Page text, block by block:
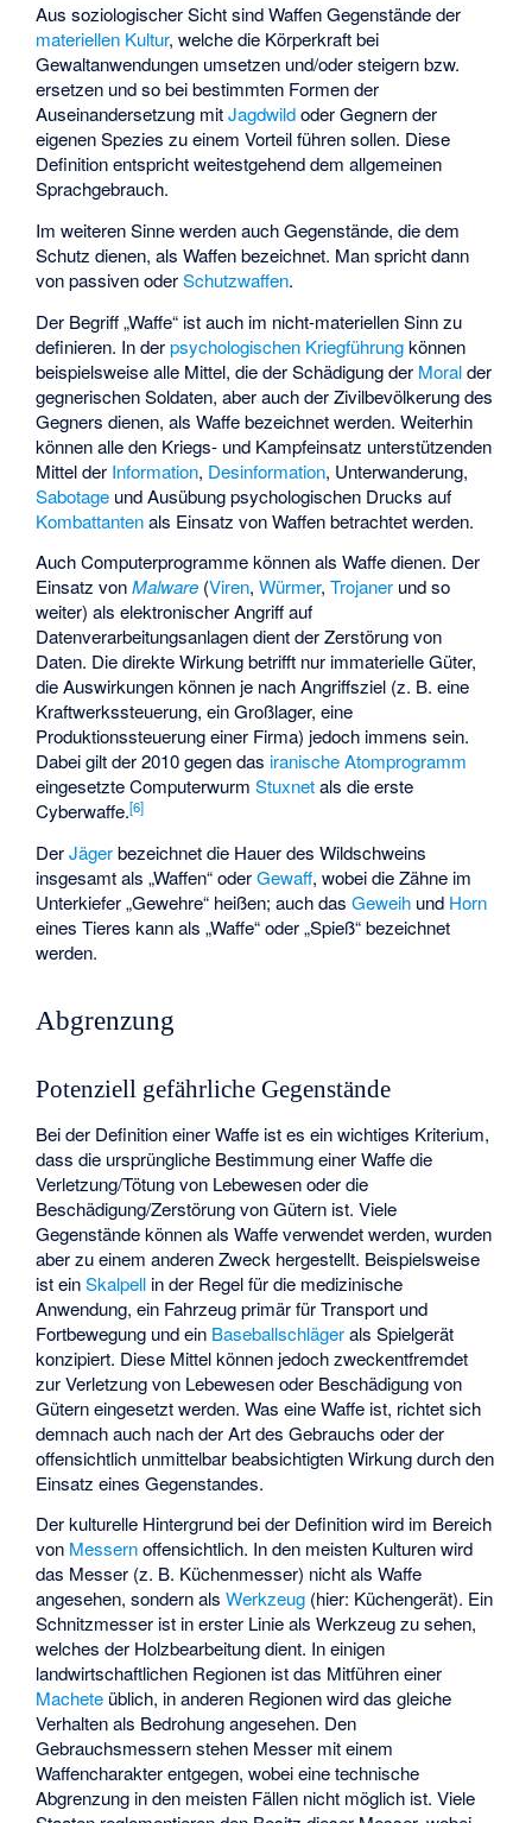
Aus soziologischer Sicht sind Waffen Gegenstände der
materiellen Kultur, welche die Körperkraft bei
Gewaltanwendungen umsetzen und/oder steigern bzw.
ersetzen und so bei bestimmten Formen der
Auseinandersetzung mitJagdwildoder Gegnern der
eigenen Spezies zu einem Vorteil führen sollen. Diese
Definition entspricht weitestgehend dem allgemeinen
Sprachgebrauch.
Im weiteren Sinne werden auch Gegenstände, die dem
Schutz dienen, als Waffen bezeichnet. Man spricht dann
von passiven oderSchutzwaffen.
Der Begriff „Waffe“ ist auch im nicht-materiellen Sinn zu
definieren. In derpsychologischen Kriegführungkönnen
beispielsweise alle Mittel, die der Schädigung der Moralder
gegnerischen Soldaten, aber auch der Zivilbevölkerung des
Gegners dienen, als Waffe bezeichnet werden. Weiterhin
können alle den Kriegs- und Kampfeinsatz unterstützenden
Mittel der Information, Desinformation, Unterwanderung,
Sabotage und Ausübung psychologischen Drucks auf
Kombattantenals Einsatz von Waffen betrachtet werden.
Auch Computerprogramme können als Waffe dienen. Der
Einsatz vonMalware (Viren,Würmer,Trojaner und so
weiter) als elektronischer Angriff auf
Datenverarbeitungsanlagen dient der Zerstörung von
Daten. Die direkte Wirkung betrifft nur immaterielle Güter,
die Auswirkungen können je nach Angriffsziel (z. B. eine
Kraftwerkssteuerung, ein Großlager, eine
Produktionssteuerung einer Firma) jedoch immens sein.
Dabei gilt der 2010 gegen das iranische Atomprogramm
eingesetzte ComputerwurmStuxnetals die erste
Cyberwaffe.[6]
DerJägerbezeichnet die Hauer des Wildschweins
insgesamt als „Waffen“ oderGewaff, wobei die Zähne im
Unterkiefer „Gewehre“ heißen; auch dasGeweih und Horn
eines Tieres kann als „Waffe“ oder „Spieß“ bezeichnet
werden.
Abgrenzung
Potenziell gefährliche Gegenstände
Bei der Definition einer Waffe ist es ein wichtiges Kriterium,
dass die ursprüngliche Bestimmung einer Waffe die
Verletzung/Tötung von Lebewesen oder die
Beschädigung/Zerstörung von Gütern ist. Viele
Gegenstände können als Waffe verwendet werden, wurden
aber zu einem anderen Zweck hergestellt. Beispielsweise
ist einSkalpell in der Regel für die medizinische
Anwendung, ein Fahrzeug primär für Transport und
Fortbewegung und ein Baseballschlägerals Spielgerät
konzipiert. Diese Mittel können jedoch zweckentfremdet
zur Verletzung von Lebewesen oder Beschädigung von
Gütern eingesetzt werden. Was eine Waffe ist, richtet sich
demnach auch nach der Art des Gebrauchs oder der
offensichtlich unmittelbar beabsichtigten Wirkung durch den
Einsatz eines Gegenstandes.
Der kulturelle Hintergrund bei der Definition wird im Bereich
von Messernoffensichtlich. In den meisten Kulturen wird
das Messer (z. B. Küchenmesser) nicht als Waffe
angesehen, sondern alsWerkzeug (hier: Küchengerät). Ein
Schnitzmesser ist in erster Linie als Werkzeug zu sehen,
welches der Holzbearbeitung dient. In einigen
landwirtschaftlichen Regionen ist das Mitführen einer
Machete üblich, in anderen Regionen wird das gleiche
Verhalten als Bedrohung angesehen. Den
Gebrauchsmessern stehen Messer mit einem
Waffencharakter entgegen, wobei eine technische
Abgrenzung in den meisten Fällen nicht möglich ist. Viele